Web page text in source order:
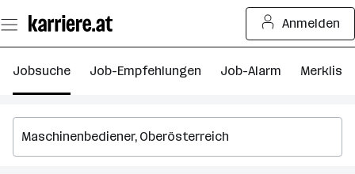
Seiteninhalt
springen
Anmelden
Jobsuche Job-Empfehlungen Job-Alarm Merkliste